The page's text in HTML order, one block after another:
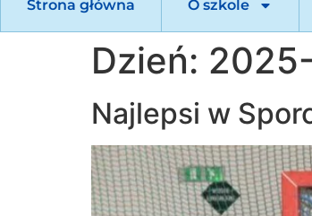
Strona główna O szkole
Dzień:
Najlepsi w